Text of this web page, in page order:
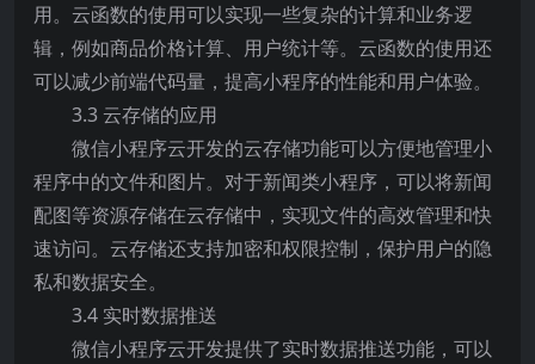
用。云函数的使用可以实现一些复杂的计算和业务逻
辑，例如商品价格计算、用户统计等。云函数的使用还
可以减少前端代码量，提高小程序的性能和用户体验。
3.3 云存储的应用
微信小程序云开发的云存储功能可以方便地管理小
程序中的文件和图片。对于新闻类小程序，可以将新闻
配图等资源存储在云存储中，实现文件的高效管理和快
速访问。云存储还支持加密和权限控制，保护用户的隐
私和数据安全。
3.4 实时数据推送
微信小程序云开发提供了实时数据推送功能，可以